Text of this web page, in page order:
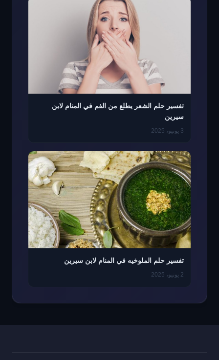
تفسير حلم الشعر يطلع من الفم في المنام لابن
سيرين
3 يونيو، 2025
تفسير حلم الملوخيه في المنام لابن سيرين
2 يونيو، 2025